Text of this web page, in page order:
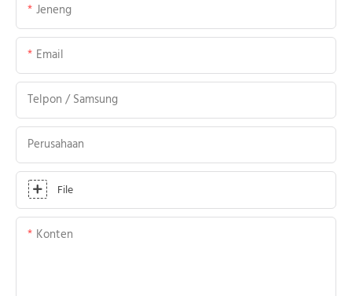
Jeneng
Email
Telpon / Samsung
Perusahaan
File
Konten